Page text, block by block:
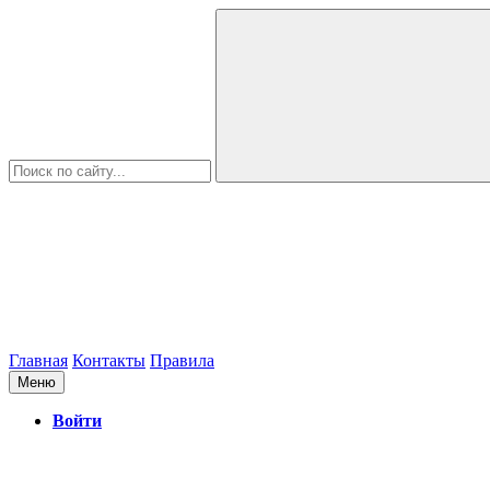
Главная Контакты Правила
Меню
Войти